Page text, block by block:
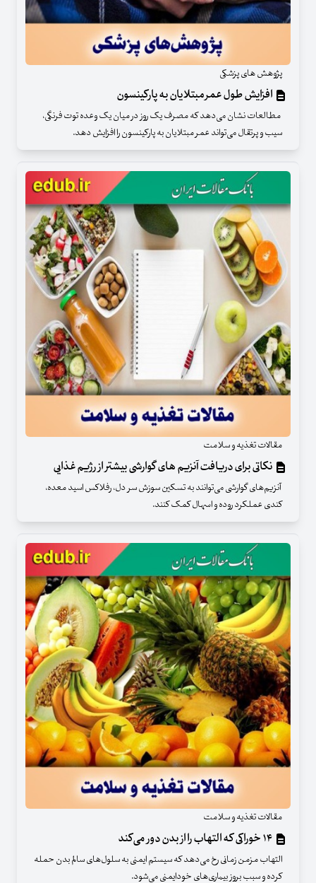
پژوهش های پزشکی
افزایش طول عمر مبتلایان به پارکینسون
مطالعات نشان می‌دهد که مصرف یک روز در میان یک وعده توت فرنگی،
سیب و پرتقال می‌تواند عمر مبتلایان به پارکینسون را افزایش دهد.
مقالات تغذیه و سلامت
نکاتی برای دریافت آنزیم های گوارشی بیشتر از رژیم غذایی
آنزیم‌های گوارشی می‌توانند به تسکین سوزش سر دل، رفلاکس اسید معده،
کندی عملکرد روده و اسهال کمک کنند.
مقالات تغذیه و سلامت
التهاب مزمن زمانی رخ می‌دهد که سیستم ایمنی به سلول‌های سالم بدن حمله
کرده و سبب بروز بیماری‌های خودایمنی می‌شود.